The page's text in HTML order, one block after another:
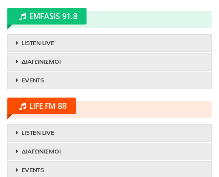
EMFASIS 91.8
LISTEN LIVE
ΔΙΑΓΩΝΙΣΜΟΙ
EVENTS
LIFE FM 88
LISTEN LIVE
ΔΙΑΓΩΝΙΣΜΟΙ
EVENTS